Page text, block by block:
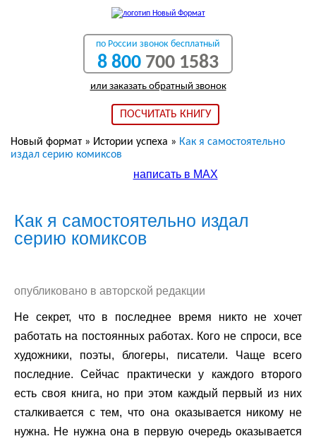
по России звонок бесплатный
8 800 700 1583
или заказать обратный звонок
ПОСЧИТАТЬ КНИГУ
Новый формат » Истории успеха » Как я самостоятельно
издал серию комиксов
написать в МАХ
Как я самостоятельно издал
серию комиксов
опубликовано в авторской редакции
Не секрет, что в последнее время никто не хочет
работать на постоянных работах. Кого не спроси, все
художники, поэты, блогеры, писатели. Чаще всего
последние. Сейчас практически у каждого второго
есть своя книга, но при этом каждый первый из них
сталкивается с тем, что она оказывается никому не
нужна. Не нужна она в первую очередь оказывается